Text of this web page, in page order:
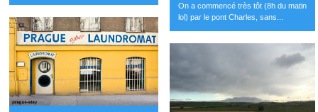
On a commencé très tôt (8h du matin
lol) par le pont Charles, sans...